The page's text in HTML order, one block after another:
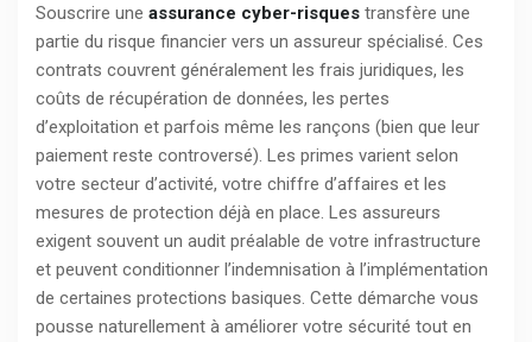
Souscrire une assurance cyber-risques transfère une
partie du risque financier vers un assureur spécialisé. Ces
contrats couvrent généralement les frais juridiques, les
coûts de récupération de données, les pertes
d’exploitation et parfois même les rançons (bien que leur
paiement reste controversé). Les primes varient selon
votre secteur d’activité, votre chiffre d’affaires et les
mesures de protection déjà en place. Les assureurs
exigent souvent un audit préalable de votre infrastructure
et peuvent conditionner l’indemnisation à l’implémentation
de certaines protections basiques. Cette démarche vous
pousse naturellement à améliorer votre sécurité tout en